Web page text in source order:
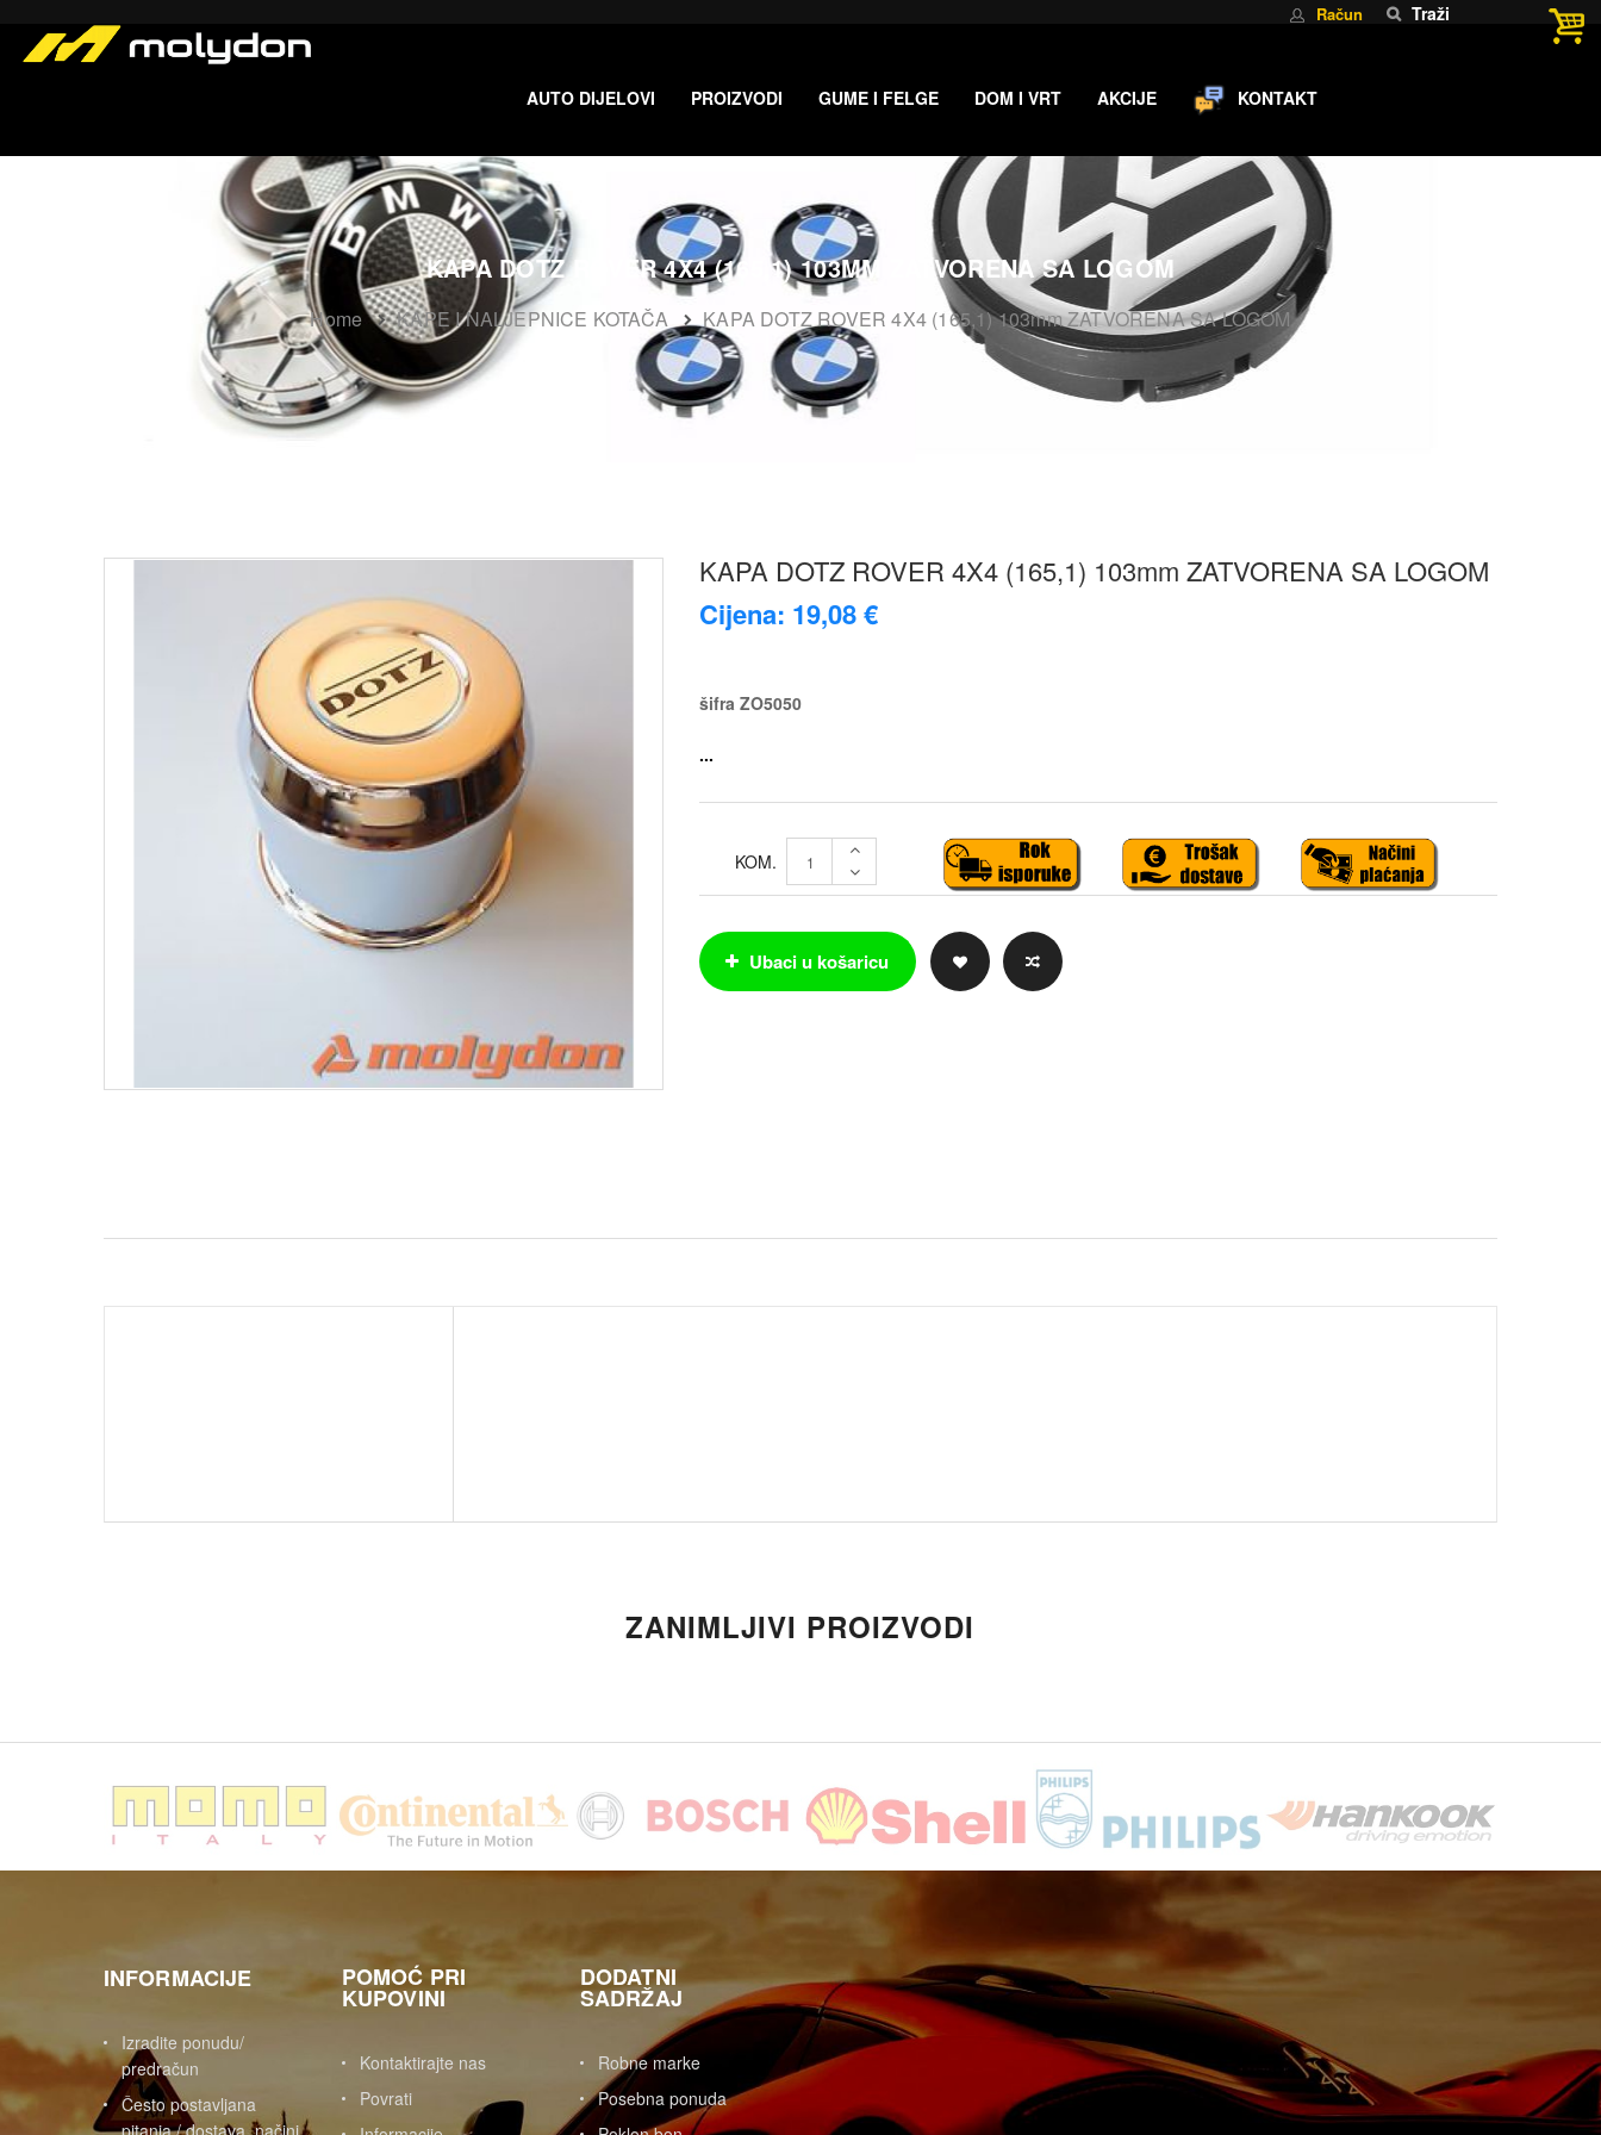
Račun Traži
AUTO DIJELOVI PROIZVODI GUME I FELGE DOM I VRT AKCIJE KONTAKT
KAPA DOTZ ROVER 4X4 (165,1) 103MM ZATVORENA SA LOGOM
Home KAPE I NALJEPNICE KOTAČA KAPA DOTZ ROVER 4X4 (165,1) 103mm ZATVORENA SA LOGOM
KAPA DOTZ ROVER 4X4 (165,1) 103mm ZATVORENA SA LOGOM
Cijena: 19,08 €
šifra ZO5050
...
KOM.
ZANIMLJIVI PROIZVODI
INFORMACIJE
Izradite ponudu/
predračun
Često postavljana
pitanja / dostava, načini
POMOĆ PRI
KUPOVINI
Kontaktirajte nas
Povrati
DODATNI
SADRŽAJ
Robne marke
Posebna ponuda